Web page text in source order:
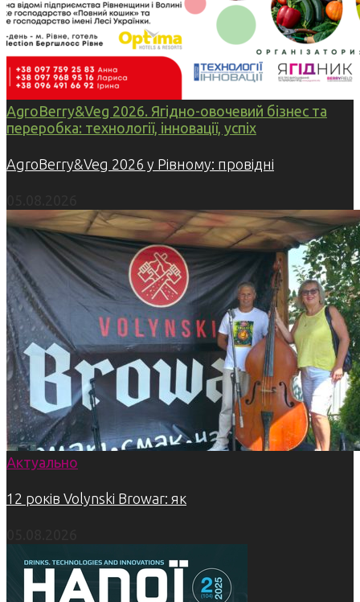
AgroBerry&Veg 2026. Ягідно-овочевий бізнес та
переробка: технології, інновації, успіх
AgroBerry&Veg 2026 у Рівному: провідні
Актуально
12 років Volynski Browar: як